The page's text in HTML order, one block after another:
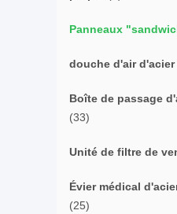
Panneaux
douche d'air
Boîte de passage
(33)
Unité de filtre de
Évier médical
(25)